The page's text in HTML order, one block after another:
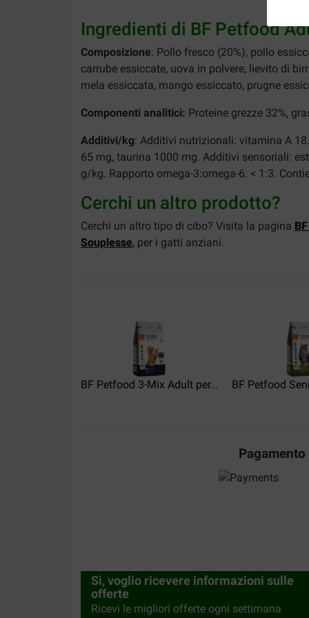
Ingredienti di BF Petfood
Composizione: Pollo fresco (20%), pollo
carrube essiccate, uova in polvere, lievito di
mela essiccata, mango essiccato, prugne
Componenti analitici: Proteine grezze 32%,
Additivi/kg: Additivi nutrizionali: vitamina A
65 mg, taurina 1000 mg. Additivi sensoriali:
g/kg. Rapporto omega-3:omega-6: < 1:3.
Cerchi un altro prodotto?
Cerchi un altro tipo di cibo? Visita la pagina
Souplesse, per i gatti anziani.
BF Petfood 3-Mix Adult per... BF Petfood
Pagamento
Sì, voglio ricevere informazioni sulle
offerte
Ricevi le migliori offerte ogni settimana